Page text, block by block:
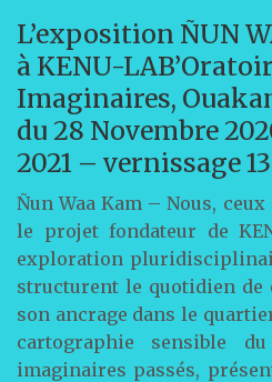
L’exposition ÑUN
à KENU-
Imaginaires,
du 28 Novembre
2021 – vernissage
Ñun Waa Kam – Nous,
le projet fondateur de
exploration
structurent le quotidien de
son ancrage dans le
cartographie sensible
imaginaires passés,